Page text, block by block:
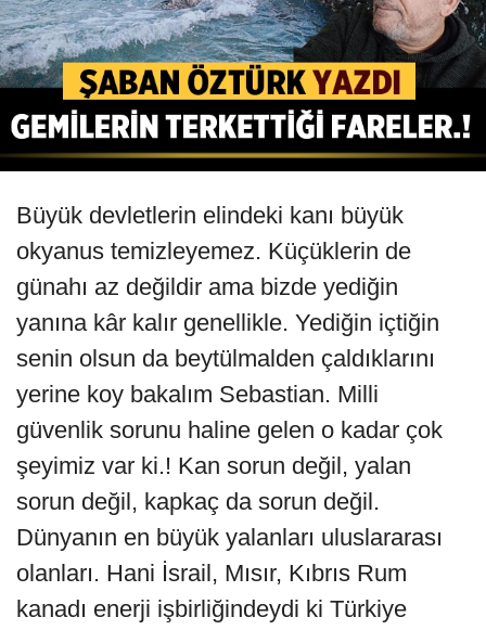
Büyük devletlerin elindeki kanı büyük
okyanus temizleyemez. Küçüklerin de
günahı az değildir ama bizde yediğin
yanına kâr kalır genellikle. Yediğin içtiğin
senin olsun da beytülmalden çaldıklarını
yerine koy bakalım Sebastian. Milli
güvenlik sorunu haline gelen o kadar çok
şeyimiz var ki.! Kan sorun değil, yalan
sorun değil, kapkaç da sorun değil.
Dünyanın en büyük yalanları uluslararası
olanları. Hani İsrail, Mısır, Kıbrıs Rum
kanadı enerji işbirliğindeydi ki Türkiye